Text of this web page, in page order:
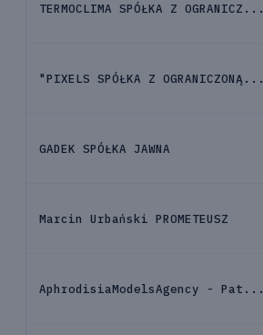
TERMOCLIMA SPÓŁKA Z OGRANICZ...
"PIXELS SPÓŁKA Z OGRANICZONĄ...
GADEK SPÓŁKA JAWNA
Marcin Urbański PROMETEUSZ
AphrodisiaModelsAgency - Pat...